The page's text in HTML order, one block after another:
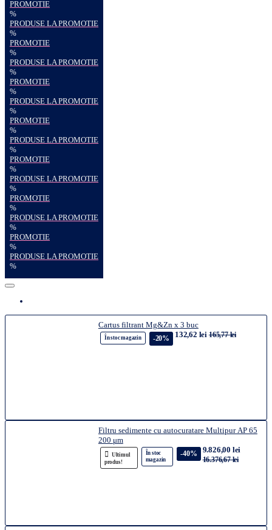
PROMOTIE
%
PRODUSE LA PROMOTIE
%
PROMOTIE
%
PRODUSE LA PROMOTIE
%
PROMOTIE
%
PRODUSE LA PROMOTIE
%
PROMOTIE
%
PRODUSE LA PROMOTIE
%
PROMOTIE
%
PRODUSE LA PROMOTIE
%
PROMOTIE
%
PRODUSE LA PROMOTIE
%
PROMOTIE
%
PRODUSE LA PROMOTIE
%
Cartus filtrant Mg&Zn x 3 buc
În stoc magazin -20% 132,62 lei 165,77 lei
Filtru sedimente cu autocuratare Multipur AP 65
200 μm
Ultimul
produs!
În stoc
magazin
-40% 9.826,00 lei
16.376,67 lei